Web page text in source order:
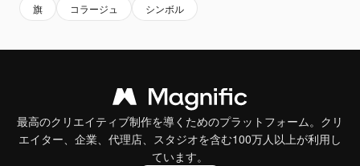
旗 コラージュ シンボル
最高のクリエイティブ制作を導くためのプラットフォーム。クリ
エイター、企業、代理店、スタジオを含む100万人以上が利用し
ています。